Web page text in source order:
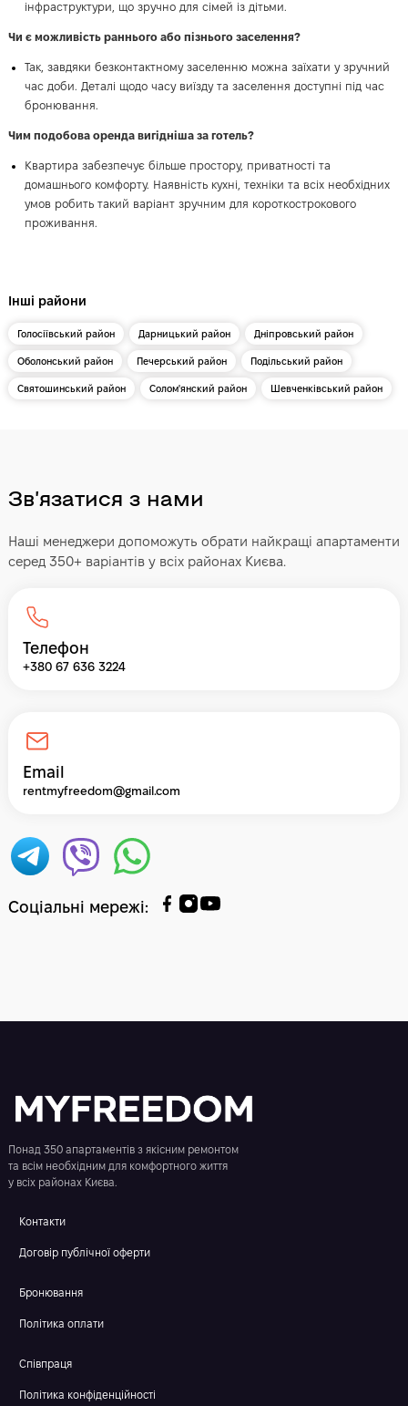
інфраструктури, що зручно для сімей із дітьми.
Чи є можливість раннього або пізнього заселення?
Так, завдяки безконтактному заселенню можна заїхати у зручний
час доби. Деталі щодо часу виїзду та заселення доступні під час
бронювання.
Чим подобова оренда вигідніша за готель?
Квартира забезпечує більше простору, приватності та
домашнього комфорту. Наявність кухні, техніки та всіх необхідних
умов робить такий варіант зручним для короткострокового
проживання.
Інші райони
Голосіївський район Дарницький район Дніпровський район
Оболонський район Печерський район Подільський район
Святошинський район Солом'янский район Шевченківський район
Звʼязатися з нами
Наші менеджери допоможуть обрати найкращі апартаменти
серед 350+ варіантів у всіх районах Києва.
Телефон
+380 67 636 3224
Email
rentmyfreedom@gmail.com
Соціальні мережі:
Понад 350 апартаментів з якісним ремонтом
та всім необхідним для комфортного життя
у всіх районах Києва.
Контакти
Договір публічної оферти
Бронювання
Політика оплати
Співпраця
Політика конфіденційності